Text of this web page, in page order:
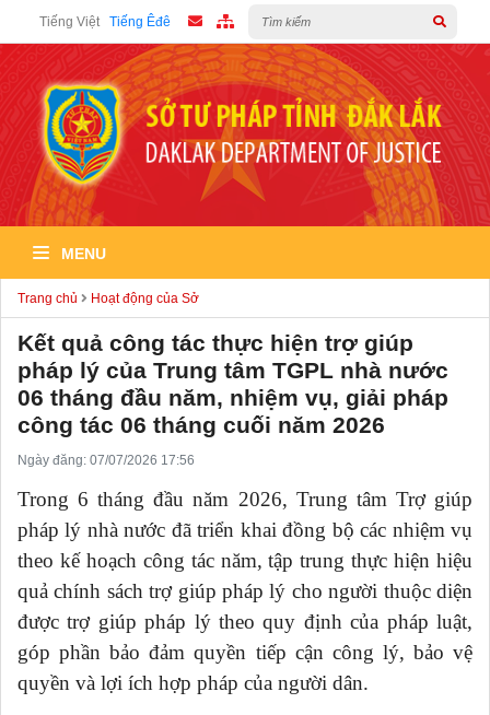
Tiếng Việt Tiếng Êđê
MENU
Trang chủ Hoạt động của Sở
Kết quả công tác thực hiện trợ giúp
pháp lý của Trung tâm TGPL nhà nước
06 tháng đầu năm, nhiệm vụ, giải pháp
công tác 06 tháng cuối năm 2026
Ngày đăng: 07/07/2026 17:56
Trong 6 tháng đầu năm 2026, Trung tâm Trợ giúp
pháp lý nhà nước đã triển khai đồng bộ các nhiệm vụ
theo kế hoạch công tác năm, tập trung thực hiện hiệu
quả chính sách trợ giúp pháp lý cho người thuộc diện
được trợ giúp pháp lý theo quy định của pháp luật,
góp phần bảo đảm quyền tiếp cận công lý, bảo vệ
quyền và lợi ích hợp pháp của người dân.